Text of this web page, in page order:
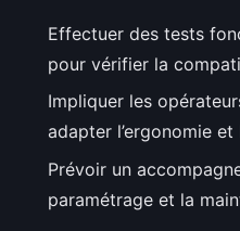
Effectuer des tests
pour vérifier la
Impliquer les
adapter l’ergonomie
Prévoir un
paramétrage et la